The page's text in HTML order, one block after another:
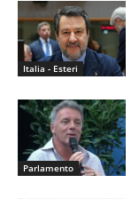
Italia - Esteri
Parlamento